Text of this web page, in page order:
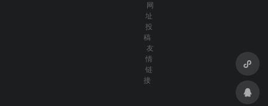
网
址
投
稿
友
情
链
接